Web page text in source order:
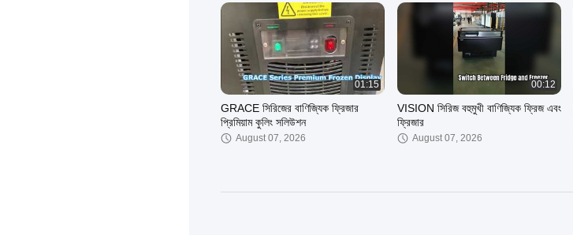
01:15
GRACE সিরিজের বাণিজ্যিক ফ্রিজার
প্রিমিয়াম কুলিং সলিউশন
August 07, 2026
00:12
VISION সিরিজ বহুমুখী বাণিজ্যিক ফ্রিজ এবং
ফ্রিজার
August 07, 2026